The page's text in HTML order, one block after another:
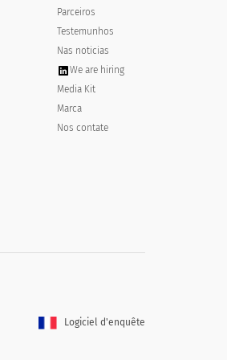
Parceiros
Testemunhos
Nas noticias
We are hiring
Media Kit
Marca
Nos contate
Logiciel d'enquête